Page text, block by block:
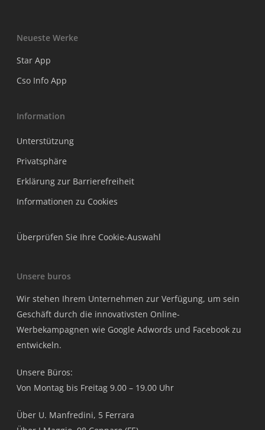
Neueste Werke
Star App
Cso Info App
Information
Unterstützung
Privatsphäre
Erklärung zur Barrierefreiheit
Informationen zu Cookies
Überprüfen Sie Ihre Cookie-Auswahl
Unsere buros
Wir stehen Ihrem Unternehmen zur Verfügung, um sein
Geschäft durch die innovativsten Online-
Werbekampagnen wie Google Adwords und Facebook zu
entwickeln.
Unsere Büros:
Von Montag bis Freitag 9.00 – 19.00 Uhr
Über U. Manfredini, 5 Ferrara